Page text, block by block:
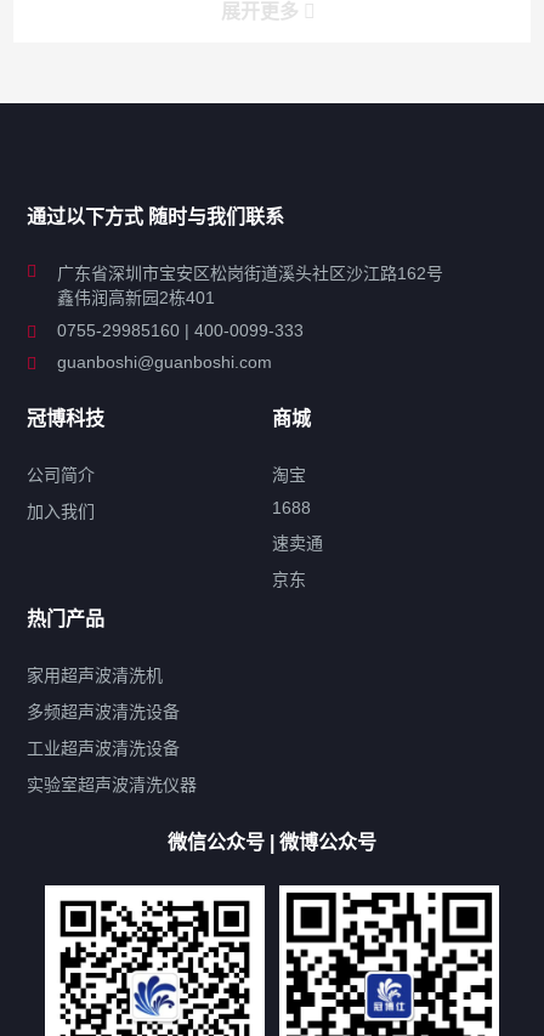
展开更多
工业超声波清洗设备
特种超声波洗净产品
超声波配件
产品标签
鼓泡 升降 抛动
带加热
功率可调
双波脱气
机械旋钮系列
厨具清洗机
超声波振板
高尔夫球杆清洗机
大型单槽带过滤系列
全自动/半自动系列
客户定制非标机参考
双槽三槽四槽五槽多槽系列
轮胎清洗机
多频 扫频
文章标签
通过以下方式 随时与我们联系
广东省深圳市宝安区松岗街道溪头社区沙江路162号
鑫伟润高新园2栋401
0755-29985160 | 400-0099-333
guanboshi@guanboshi.com
冠博科技
公司简介
加入我们
商城
淘宝
1688
速卖通
京东
热门产品
家用超声波清洗机
多频超声波清洗设备
工业超声波清洗设备
实验室超声波清洗仪器
微信公众号 | 微博公众号